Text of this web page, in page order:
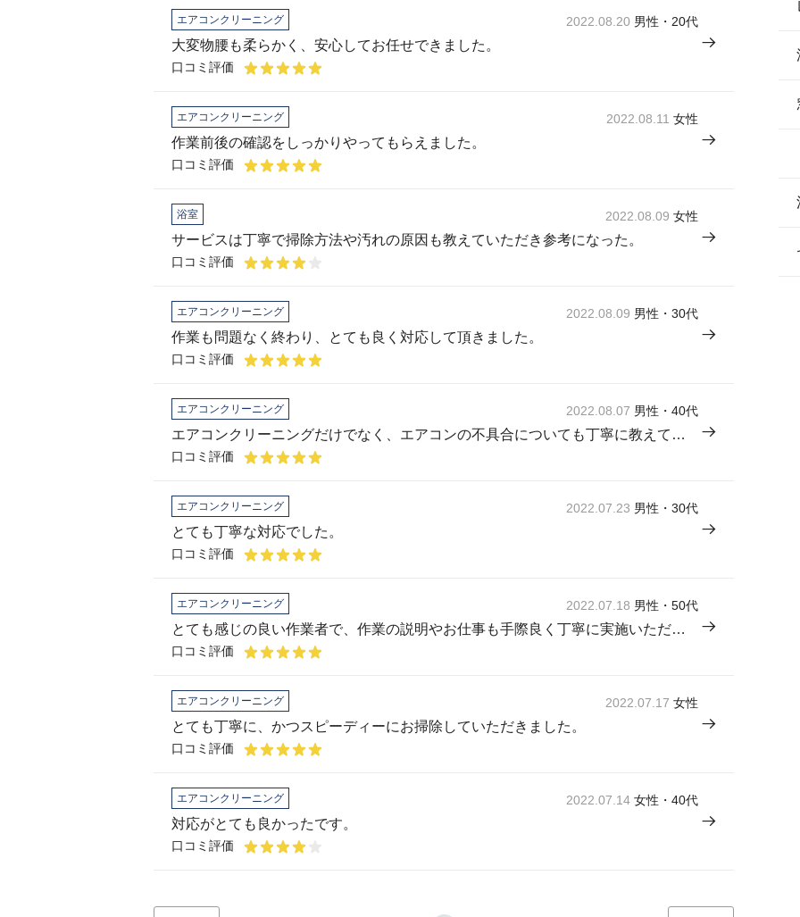
エアコンクリーニング 2022.08.20 男性・20代
大変物腰も柔らかく、安心してお任せできました。
口コミ評価
エアコンクリーニング 2022.08.11 女性
作業前後の確認をしっかりやってもらえました。
口コミ評価
浴室 2022.08.09 女性
サービスは丁寧で掃除方法や汚れの原因も教えていただき参考になった。
口コミ評価
エアコンクリーニング 2022.08.09 男性・30代
作業も問題なく終わり、とても良く対応して頂きました。
口コミ評価
エアコンクリーニング 2022.08.07 男性・40代
エアコンクリーニングだけでなく、エアコンの不具合についても丁寧に教えていただいた。
口コミ評価
エアコンクリーニング 2022.07.23 男性・30代
とても丁寧な対応でした。
口コミ評価
エアコンクリーニング 2022.07.18 男性・50代
とても感じの良い作業者で、作業の説明やお仕事も手際良く丁寧に実施いただけて、大変満足しています。
口コミ評価
エアコンクリーニング 2022.07.17 女性
とても丁寧に、かつスピーディーにお掃除していただきました。
口コミ評価
エアコンクリーニング 2022.07.14 女性・40代
対応がとても良かったです。
口コミ評価